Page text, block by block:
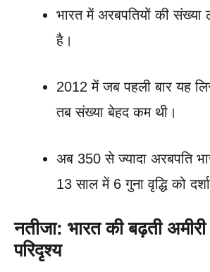
भारत में अरबपतियों की संख्या
है।
2012 में जब पहली बार यह
तब संख्या बेहद कम थी।
अब 350 से ज्यादा अरबपति
13 साल में 6 गुना वृद्धि को
नतीजा: भारत की बढ़ती
परिदृश्य